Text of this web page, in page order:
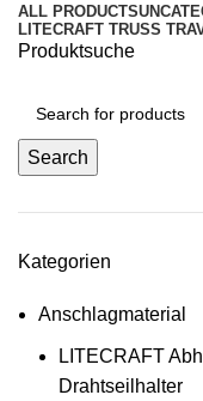
ALL PRODUCTS
LITECRAFT TRUSS
Produktsuche
Search
Kategorien
Anschlagmaterial
LITECRAFT
Drahtseilhalter